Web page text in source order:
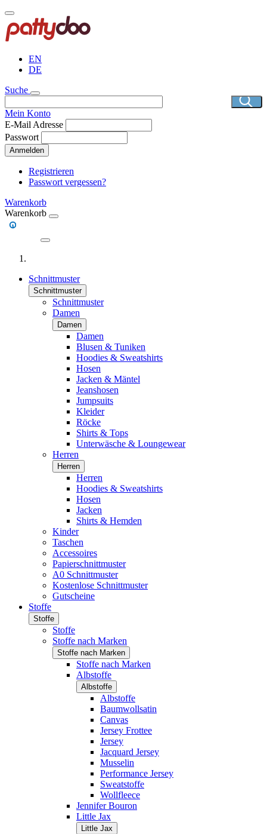
Direkt
zum
Inhalt
EN
DE
Suche
Mein Konto
E-Mail Adresse
Passwort
Anmelden
Registrieren
Passwort vergessen?
Warenkorb
Warenkorb
Schnittmuster
Schnittmuster
Schnittmuster
Damen
Damen
Damen
Blusen & Tuniken
Hoodies & Sweatshirts
Hosen
Jacken & Mäntel
Jeanshosen
Jumpsuits
Kleider
Röcke
Shirts & Tops
Unterwäsche & Loungewear
Herren
Herren
Herren
Hoodies & Sweatshirts
Hosen
Jacken
Shirts & Hemden
Kinder
Taschen
Accessoires
Papierschnittmuster
A0 Schnittmuster
Kostenlose Schnittmuster
Gutscheine
Stoffe
Stoffe
Stoffe
Stoffe nach Marken
Stoffe nach Marken
Stoffe nach Marken
Albstoffe
Albstoffe
Albstoffe
Baumwollsatin
Canvas
Jersey Frottee
Jersey
Jacquard Jersey
Musselin
Performance Jersey
Sweatstoffe
Wollfleece
Jennifer Bouron
Little Jax
Little Jax